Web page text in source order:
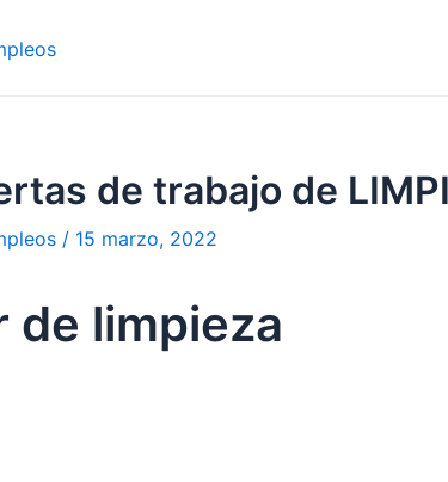
de trabajo de
/ 15 marzo, 2022
de limpieza